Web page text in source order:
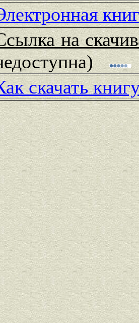
на
скачать